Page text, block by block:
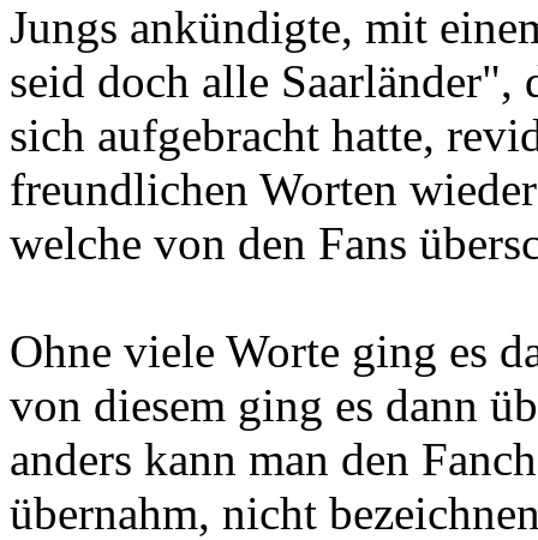
Jungs ankündigte, mit
seid doch alle Saarländer",
sich aufgebracht hatte,
freundlichen Worten
welche von den Fans
Ohne viele Worte ging es
von diesem ging es dann
anders kann man den
übernahm, nicht